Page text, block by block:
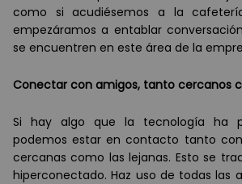
como si acudiésemos a la
empezáramos a entablar
se encuentren en este área de la
Conectar con amigos, tanto cercanos
Si hay algo que la tecnología ha
podemos estar en contacto tanto
cercanas como las lejanas. Esto se
hiperconectado. Haz uso de todas las